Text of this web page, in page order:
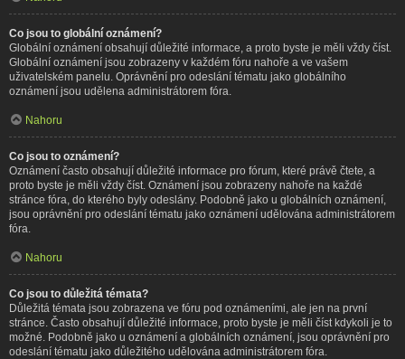
Co jsou to globální oznámení?
Globální oznámení obsahují důležité informace, a proto byste je měli vždy číst.
Globální oznámení jsou zobrazeny v každém fóru nahoře a ve vašem
uživatelském panelu. Oprávnění pro odeslání tématu jako globálního
oznámení jsou udělena administrátorem fóra.
Nahoru
Co jsou to oznámení?
Oznámení často obsahují důležité informace pro fórum, které právě čtete, a
proto byste je měli vždy číst. Oznámení jsou zobrazeny nahoře na každé
stránce fóra, do kterého byly odeslány. Podobně jako u globálních oznámení,
jsou oprávnění pro odeslání tématu jako oznámení udělována administrátorem
fóra.
Nahoru
Co jsou to důležitá témata?
Důležitá témata jsou zobrazena ve fóru pod oznámeními, ale jen na první
stránce. Často obsahují důležité informace, proto byste je měli číst kdykoli je to
možné. Podobně jako u oznámení a globálních oznámení, jsou oprávnění pro
odeslání tématu jako důležitého udělována administrátorem fóra.